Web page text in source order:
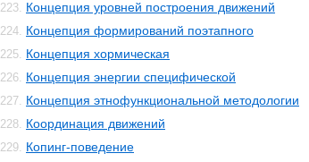
223. Концепция уровней построения движений
224. Концепция формирований поэтапного
225. Концепция хормическая
226. Концепция энергии специфической
227. Концепция этнофункциональной методологии
228. Координация движений
229. Копинг-поведение